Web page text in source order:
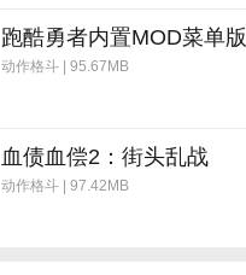
跑酷勇者内置MOD菜单版
动作格斗 | 95.67MB
血债血偿2：街头乱战
动作格斗 | 97.42MB